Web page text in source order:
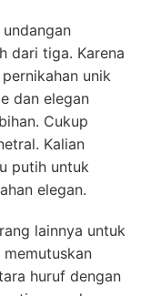
dari tiga. Karena
unik
dan elegan
Cukup
Kalian
putih untuk
elegan.
lainnya untuk
huruf dengan